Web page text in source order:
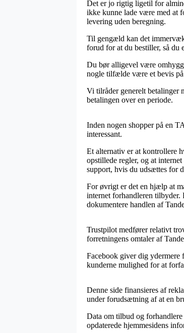
Det er jo rigtig ligetil for
ikke kunne lade være med at
levering uden beregning.
Til gengæld kan det
forud for at du bestiller, så du
Du bør alligevel være
nogle tilfælde være et bevis
Vi tilråder generelt betalinger
betalingen over en periode.
Inden nogen shopper på en
interessant.
Et alternativ er at kontrollere
opstillede regler, og at
support, hvis du udsættes for
For øvrigt er det en hjælp at
internet forhandleren tilbyder.
dokumentere handlen af
Trustpilot medfører relativt
forretningens omtaler af
Facebook giver dig ydermere
kunderne mulighed for at
Denne side finansieres af
under forudsætning af at en
Data om tilbud og
opdaterede hjemmesidens